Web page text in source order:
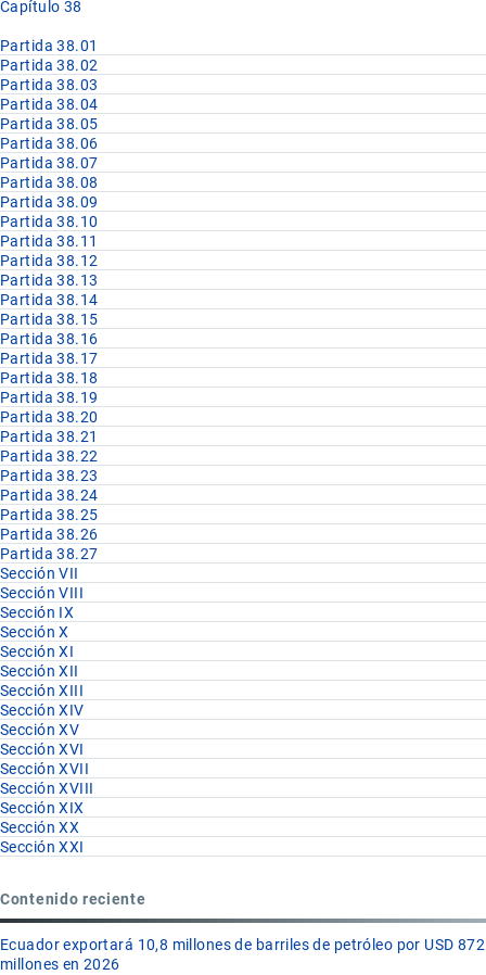
Capítulo 38
Partida 38.01
Partida 38.02
Partida 38.03
Partida 38.04
Partida 38.05
Partida 38.06
Partida 38.07
Partida 38.08
Partida 38.09
Partida 38.10
Partida 38.11
Partida 38.12
Partida 38.13
Partida 38.14
Partida 38.15
Partida 38.16
Partida 38.17
Partida 38.18
Partida 38.19
Partida 38.20
Partida 38.21
Partida 38.22
Partida 38.23
Partida 38.24
Partida 38.25
Partida 38.26
Partida 38.27
Sección VII
Sección VIII
Sección IX
Sección X
Sección XI
Sección XII
Sección XIII
Sección XIV
Sección XV
Sección XVI
Sección XVII
Sección XVIII
Sección XIX
Sección XX
Sección XXI
Contenido reciente
Ecuador exportará 10,8 millones de barriles de petróleo por USD 872
millones en 2026